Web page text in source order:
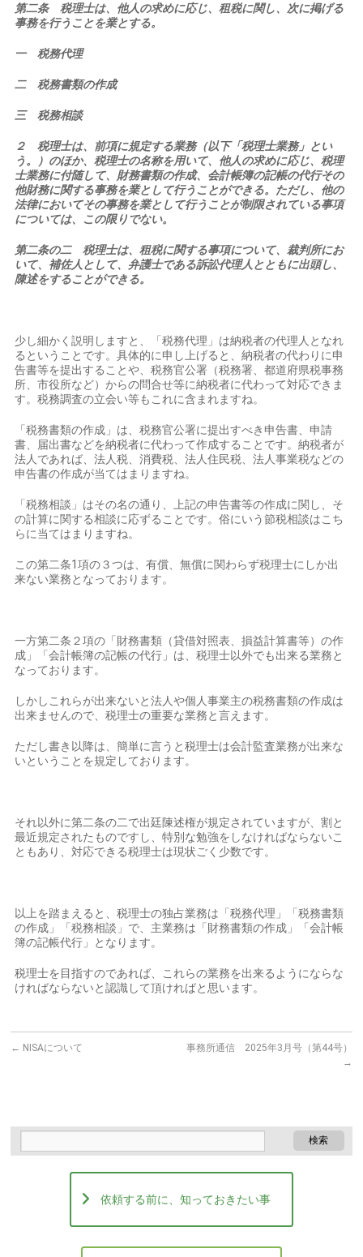
第二条 税理士は、他人の求めに応じ、租税に関し、次に掲げる
事務を行うことを業とする。
一 税務代理
二 税務書類の作成
三 税務相談
２ 税理士は、前項に規定する業務（以下「税理士業務」とい
う。）のほか、税理士の名称を用いて、他人の求めに応じ、税理
士業務に付随して、財務書類の作成、会計帳簿の記帳の代行その
他財務に関する事務を業として行うことができる。ただし、他の
法律においてその事務を業として行うことが制限されている事項
については、この限りでない。
第二条の二 税理士は、租税に関する事項について、裁判所にお
いて、補佐人として、弁護士である訴訟代理人とともに出頭し、
陳述をすることができる。
少し細かく説明しますと、「税務代理」は納税者の代理人となれ
るということです。具体的に申し上げると、納税者の代わりに申
告書等を提出することや、税務官公署（税務署、都道府県税事務
所、市役所など）からの問合せ等に納税者に代わって対応できま
す。税務調査の立会い等もこれに含まれますね。
「税務書類の作成」は、税務官公署に提出すべき申告書、申請
書、届出書などを納税者に代わって作成することです。納税者が
法人であれば、法人税、消費税、法人住民税、法人事業税などの
申告書の作成が当てはまりますね。
「税務相談」はその名の通り、上記の申告書等の作成に関し、そ
の計算に関する相談に応ずることです。俗にいう節税相談はこち
らに当てはまりますね。
この第二条1項の３つは、有償、無償に関わらず税理士にしか出
来ない業務となっております。
一方第二条２項の「財務書類（貸借対照表、損益計算書等）の作
成」「会計帳簿の記帳の代行」は、税理士以外でも出来る業務と
なっております。
しかしこれらが出来ないと法人や個人事業主の税務書類の作成は
出来ませんので、税理士の重要な業務と言えます。
ただし書き以降は、簡単に言うと税理士は会計監査業務が出来な
いということを規定しております。
それ以外に第二条の二で出廷陳述権が規定されていますが、割と
最近規定されたものですし、特別な勉強をしなければならないこ
ともあり、対応できる税理士は現状ごく少数です。
以上を踏まえると、税理士の独占業務は「税務代理」「税務書類
の作成」「税務相談」で、主業務は「財務書類の作成」「会計帳
簿の記帳代行」となります。
税理士を目指すのであれば、これらの業務を出来るようにならな
ければならないと認識して頂ければと思います。
← NISAについて
事務所通信 2025年3月号（第44号）
→
依頼する前に、知っておきたい事